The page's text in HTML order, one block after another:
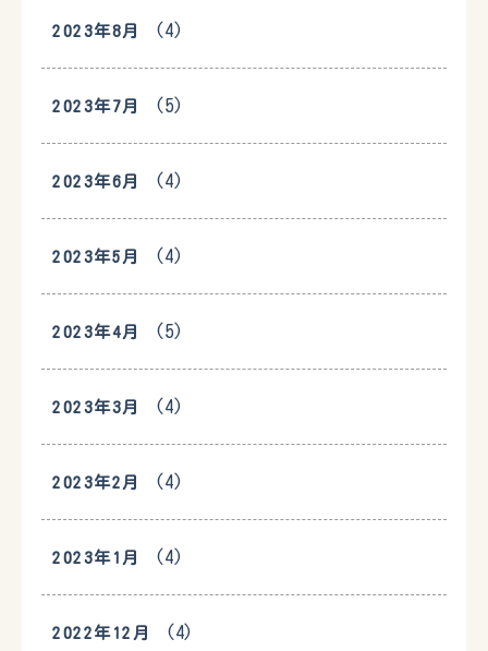
2023年8月 (4)
2023年7月 (5)
2023年6月 (4)
2023年5月 (4)
2023年4月 (5)
2023年3月 (4)
2023年2月 (4)
2023年1月 (4)
2022年12月 (4)